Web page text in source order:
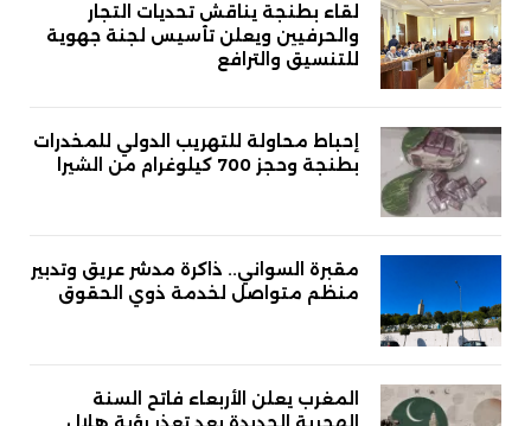
لقاء بطنجة يناقش تحديات التجار
والحرفيين ويعلن تأسيس لجنة جهوية
للتنسيق والترافع
إحباط محاولة للتهريب الدولي للمخدرات
بطنجة وحجز 700 كيلوغرام من الشيرا
مقبرة السواني.. ذاكرة مدشر عريق وتدبير
منظم متواصل لخدمة ذوي الحقوق
المغرب يعلن الأربعاء فاتح السنة